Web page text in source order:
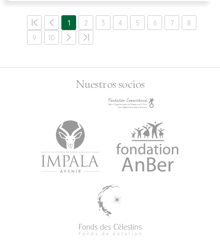
1 2 3 4 5 6 7
8
9
10
Nuestros socios